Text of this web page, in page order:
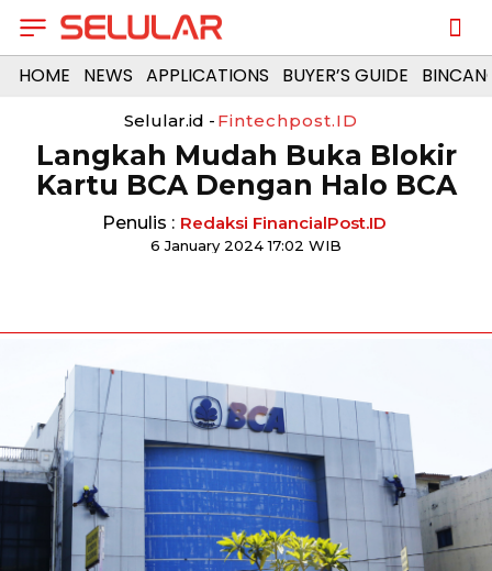
HOME NEWS APPLICATIONS BUYER’S GUIDE
Selular.id - Fintechpost.ID
Langkah Mudah Buka Blokir
Kartu BCA Dengan Halo BCA
Penulis : Redaksi FinancialPost.ID
6 January 2024 17:02 WIB